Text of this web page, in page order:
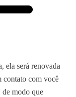
ela será renovada
contato com você
de modo que